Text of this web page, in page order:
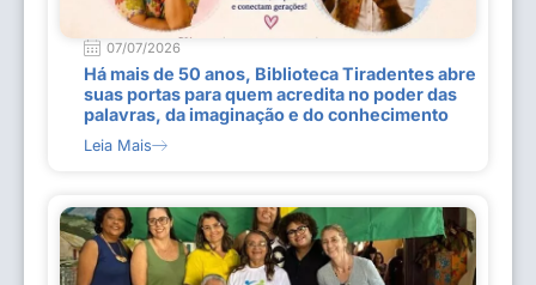
07/07/2026
Há mais de 50 anos, Biblioteca Tiradentes abre
suas portas para quem acredita no poder das
palavras, da imaginação e do conhecimento
Leia Mais